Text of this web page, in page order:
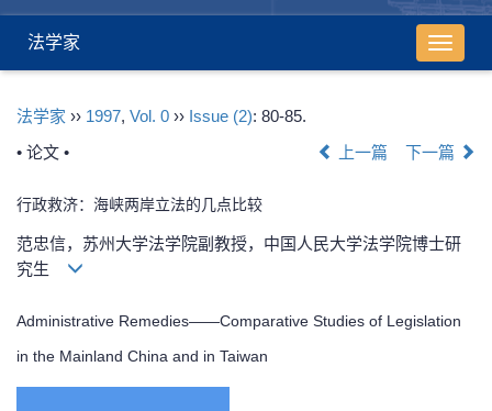
导
航
法学家
法学家 ›› 1997, Vol. 0 ›› Issue (2): 80-85.
• 论文 •
上一篇 下一篇
行政救济：海峡两岸立法的几点比较
范忠信，苏州大学法学院副教授，中国人民大学法学院博士研
究生
Administrative Remedies——Comparative Studies of Legislation
in the Mainland China and in Taiwan